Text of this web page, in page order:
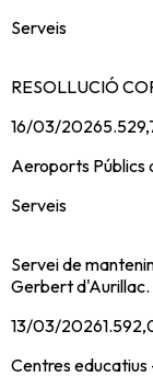
Serveis
RESOLLUCIÓ
16/03/2026
Aeroports Públics
Serveis
Servei de
Gerbert d'Aurillac.
13/03/2026
Centres educatius